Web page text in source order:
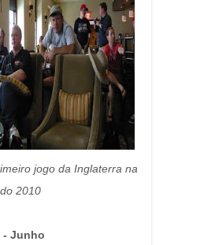
jogo da Inglaterra na
2010
- Junho